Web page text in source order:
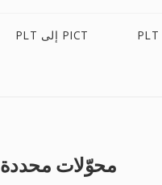
PLT إلى PICT
محوّلات محددة